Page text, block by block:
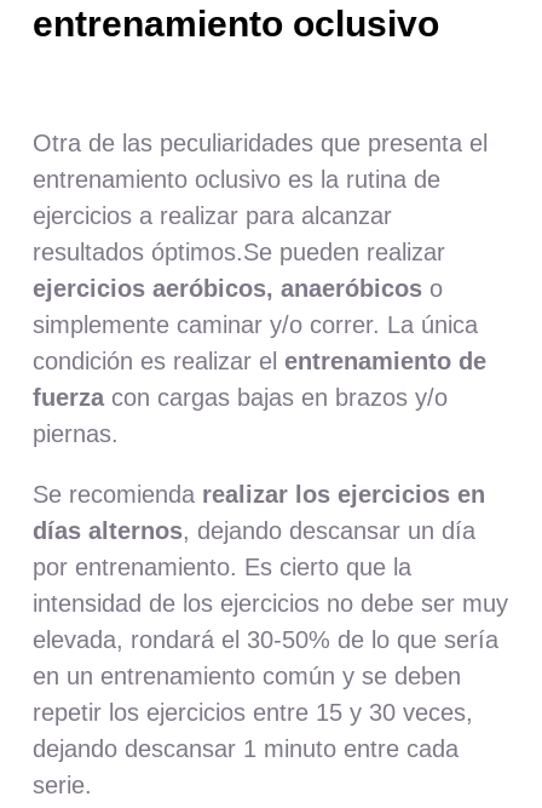
entrenamiento oclusivo
Otra de las peculiaridades que presenta el
entrenamiento oclusivo es la rutina de
ejercicios a realizar para alcanzar
resultados óptimos.Se pueden realizar
ejercicios aeróbicos, anaeróbicos o
simplemente caminar y/o correr. La única
condición es realizar elentrenamiento de
fuerzacon cargas bajas en brazos y/o
piernas.
Se recomienda realizar los ejercicios en
días alternos, dejando descansar un día
por entrenamiento. Es cierto que la
intensidad de los ejercicios no debe ser muy
elevada, rondará el 30-50% de lo que sería
en un entrenamiento común y se deben
repetir los ejercicios entre 15 y 30 veces,
dejando descansar 1 minuto entre cada
serie.